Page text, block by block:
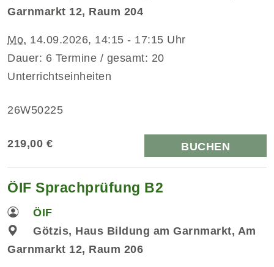
Garnmarkt 12, Raum 204
Mo. 14.09.2026, 14:15 - 17:15 Uhr
Dauer: 6 Termine / gesamt: 20
Unterrichtseinheiten
26W50225
219,00 € BUCHEN
ÖIF Sprachprüfung B2
ÖIF
Götzis, Haus Bildung am Garnmarkt, Am
Garnmarkt 12, Raum 206